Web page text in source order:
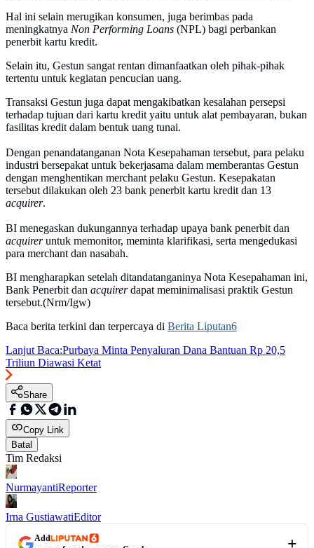
Hal ini selain merugikan konsumen, juga berimbas pada
meningkatnya Non Performing Loans (NPL) bagi perbankan
penerbit kartu kredit.
Selain itu, Gestun sangat rentan dimanfaatkan oleh pihak-pihak
tertentu untuk kegiatan pencucian uang.
Transaksi Gestun juga dapat mengakibatkan kesalahan persepsi
terhadap tujuan dari kartu kredit yaitu untuk alat pembayaran, bukan
fasilitas kredit dalam bentuk uang tunai.
Dengan penandatanganan Nota Kesepahaman tersebut, para pelaku
industri bersepakat untuk bekerjasama dalam memberantas Gestun
dengan menghentikan merchant pelaku Gestun. Kesepakatan
tersebut dilakukan oleh 23 bank penerbit kartu kredit dan 13
acquirer.
BI menegaskan dukungannya terhadap upaya bank penerbit dan
acquireruntuk memonitor, meminta klarifikasi, serta mengedukasi
para merchant dan nasabah.
BI mengharapkan setelah ditandatanganinya Nota Kesepahaman ini,
Bank Penerbit dan acquirerdapat meminimalisasi praktik Gestun
tersebut.(Nrm/Igw)
Baca berita terkini dan terpercaya di Berita Liputan6
Lanjut Baca:Purbaya Minta Penyaluran Dana Bantuan Rp 20,5
Triliun Diawasi Ketat
Share
Copy Link
Batal
Tim Redaksi
NurmayantiReporter
Irna GustiawatiEditor
Add